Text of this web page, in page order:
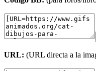
URL: (URL directa a la